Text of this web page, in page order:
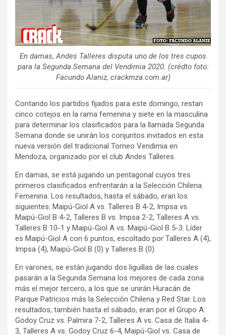
En damas, Andes Talleres disputa uno de los tres cupos
para la Segunda Semana del Vendimia 2020. (crédto foto:
Facundo Alaniz, crackmza.com.ar)
Contando los partidos fijados para este domingo, restan
cinco cotejos en la rama femenina y siete en la masculina
para determinar los clasificados para la llamada Segunda
Semana donde se unirán los conjuntos invitados en esta
nueva versión del tradicional Torneo Vendimia en
Mendoza, organizado por el club Andes Talleres.
En damas, se está jugando un pentagonal cuyos tres
primeros clasificados enfrentarán a la Selección Chilena
Femenina. Los resultados, hasta el sábado, eran los
siguientes: Maipú-Giol A vs. Talleres B 4-2, Impsa vs.
Maipú-Giol B 4-2, Talleres B vs. Impsa 2-2, Talleres A vs.
Talleres B 10-1 y Maipú-Giol A vs. Maipú-Giol B 5-3. Líder
es Maipú-Giol A con 6 puntos, escoltado por Talleres A (4),
Impsa (4), Maipú-Giol B (0) y Talleres B (0).
En varones, se están jugando dos liguillas de las cuales
pasarán a la Segunda Semana los mejores de cada zona
más el mejor tercero, a los que se unirán Huracán de
Parque Patricios más la Selección Chilena y Red Star. Los
resultados, también hasta el sábado, eran por el Grupo A:
Godoy Cruz vs. Palmira 7-2, Talleres A vs. Casa de Italia 4-
3, Talleres A vs. Godoy Cruz 6-4, Maipú-Giol vs. Casa de